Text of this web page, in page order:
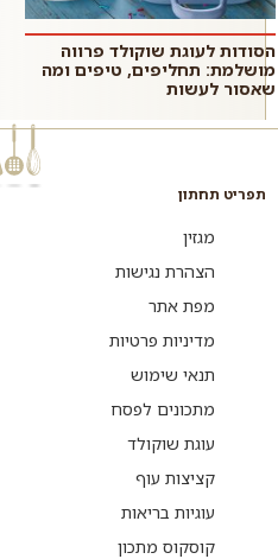
הסודות לעוגת שוקולד פרווה
מושלמת: תחליפים, טיפים ומה
שאסור לעשות
תפריט תחתון
מגזין
הצהרת נגישות
מפת אתר
מדיניות פרטיות
תנאי שימוש
מתכונים לפסח
עוגת שוקולד
קציצות עוף
עוגיות בריאות
קוסקוס מתכון